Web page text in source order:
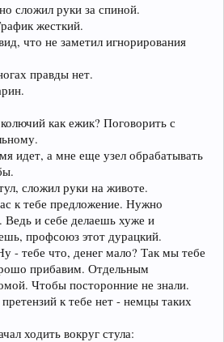
сложил руки за спиной.
жесткий.
что не заметил игнорирования
правды нет.
как ежик? Поговорить с
идет, а мне еще узел обрабатывать
сложил руки на животе.
к тебе предложение. Нужно
Ведь и себе делаешь хуже и
профсоюз этот дурацкий.
- тебе что, денег мало? Так мы тебе
прибавим. Отдельным
Чтобы посторонние не знали.
к тебе нет - немцы таких
ходить вокруг стула: